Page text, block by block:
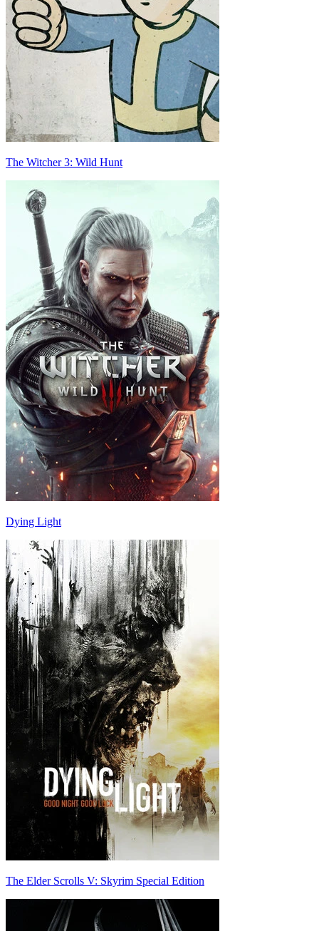
The Witcher 3: Wild Hunt
Dying Light
The Elder Scrolls V: Skyrim Special Edition